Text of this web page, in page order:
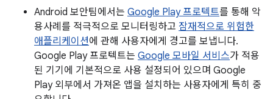
Android 보안팀에서는 Google Play 프로텍트를 통해 악
용사례를 적극적으로 모니터링하고 잠재적으로 위험한
애플리케이션에 관해 사용자에게 경고를 보냅니다.
Google Play 프로텍트는 Google 모바일 서비스가 적용
된 기기에 기본적으로 사용 설정되어 있으며 Google
Play 외부에서 가져온 앱을 설치하는 사용자에게 특히 중